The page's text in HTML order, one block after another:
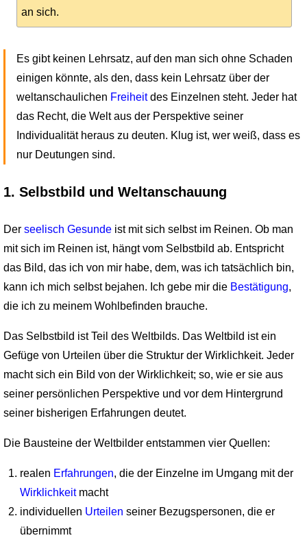
an sich.
Es gibt keinen Lehrsatz, auf den man sich ohne Schaden
einigen könnte, als den, dass kein Lehrsatz über der
weltanschau­lichen Freiheitdes Einzelnen steht. Jeder hat
das Recht, die Welt aus der Perspek­tive seiner
Individualität heraus zu deuten. Klug ist, wer weiß, dass es
nur Deutungen sind.
1. Selbstbild und Weltanschauung
Der seelisch Gesundeist mit sich selbst im Reinen. Ob man
mit sich im Reinen ist, hängt vom Selbstbild ab. Entspricht
das Bild, das ich von mir habe, dem, was ich tatsächlich bin,
kann ich mich selbst bejahen. Ich gebe mir die Bestätigung,
die ich zu meinem Wohlbefinden brauche.
Das Selbstbild ist Teil des Weltbilds. Das Weltbild ist ein
Gefüge von Urteilen über die Struktur der Wirklichkeit. Jeder
macht sich ein Bild von der Wirklichkeit; so, wie er sie aus
seiner persönlichen Perspek­tive und vor dem Hintergrund
seiner bisherigen Erfahrungen deutet.
Die Bausteine der Weltbilder entstammen vier Quellen:
realen Erfahrungen, die der Einzelne im Umgang mit der
Wirklichkeitmacht
individuellen Urteilen seiner Bezugspersonen, die er
übernimmt